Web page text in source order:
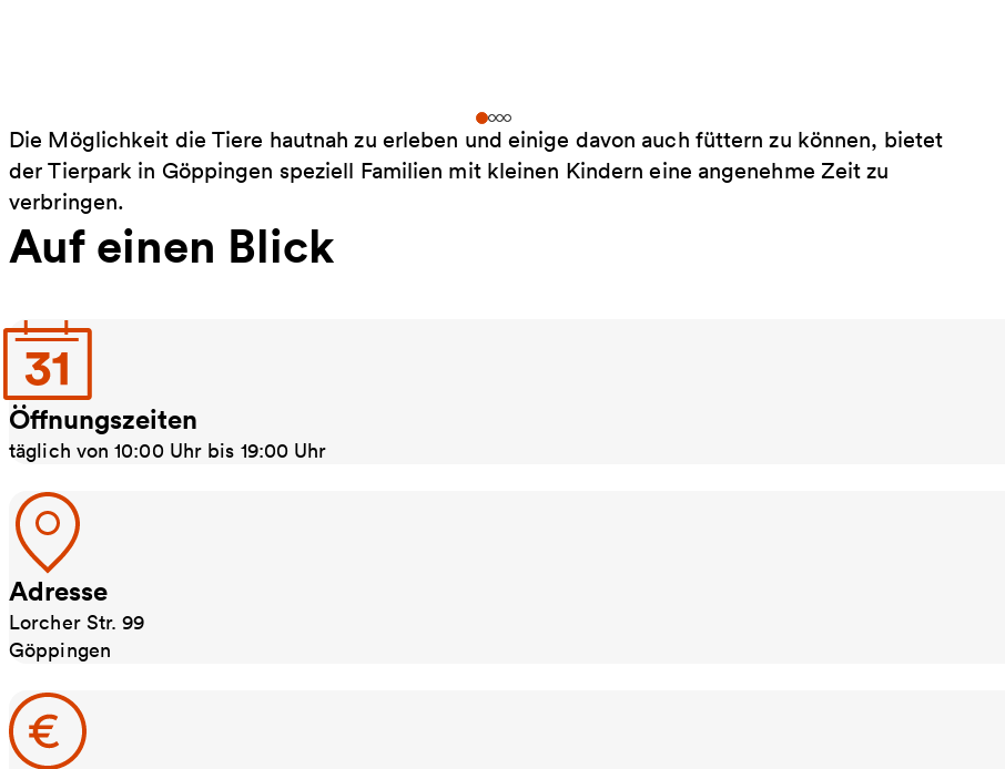
Die Möglichkeit die Tiere hautnah zu erleben und einige davon auch füttern zu können, bietet
der Tierpark in Göppingen speziell Familien mit kleinen Kindern eine angenehme Zeit zu
verbringen.
Auf einen Blick
Öffnungszeiten
täglich von 10:00 Uhr bis 19:00 Uhr
Adresse
Lorcher Str. 99
Göppingen